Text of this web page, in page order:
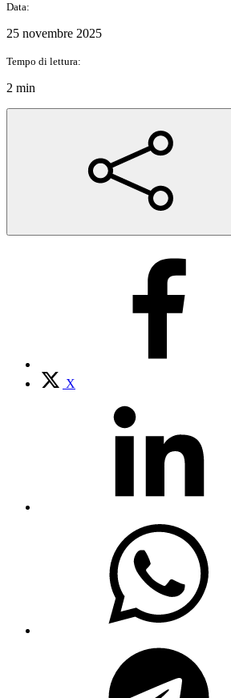
Data:
25 novembre 2025
Tempo di lettura:
2 min
X